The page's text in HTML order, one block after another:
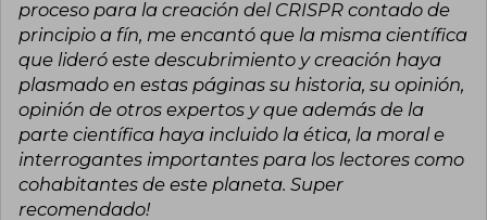
proceso para la creación del CRISPR contado de
principio a fín, me encantó que la misma científica
que lideró este descubrimiento y creación haya
plasmado en estas páginas su historia, su opinión,
opinión de otros expertos y que además de la
parte científica haya incluido la ética, la moral e
interrogantes importantes para los lectores como
cohabitantes de este planeta. Super
recomendado!